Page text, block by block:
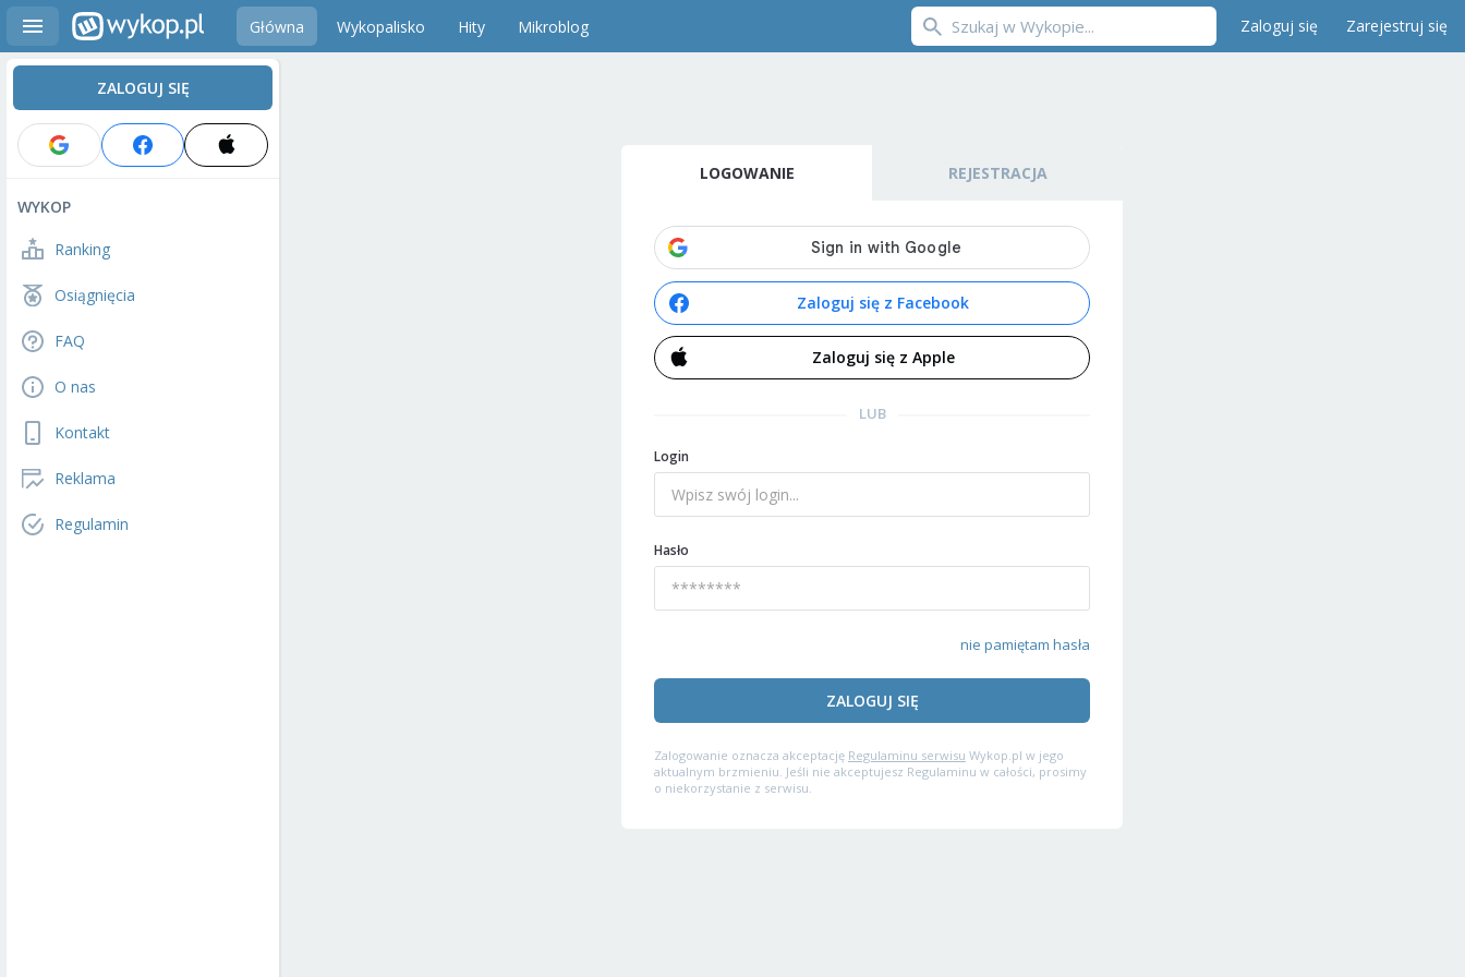
Główna Wykopalisko Hity Mikroblog Zaloguj się Zarejestruj się
ZALOGUJ SIĘ
WYKOP
Ranking
Osiągnięcia
FAQ
O nas
Kontakt
Reklama
Regulamin
LOGOWANIE REJESTRACJA
Zaloguj się z Facebook
Zaloguj się z Apple
LUB
Login
Hasło
nie pamiętam hasła
ZALOGUJ SIĘ
Zalogowanie oznacza akceptację Regulaminu serwisu Wykop.pl w jego
aktualnym brzmieniu. Jeśli nie akceptujesz Regulaminu w całości, prosimy
o niekorzystanie z serwisu.